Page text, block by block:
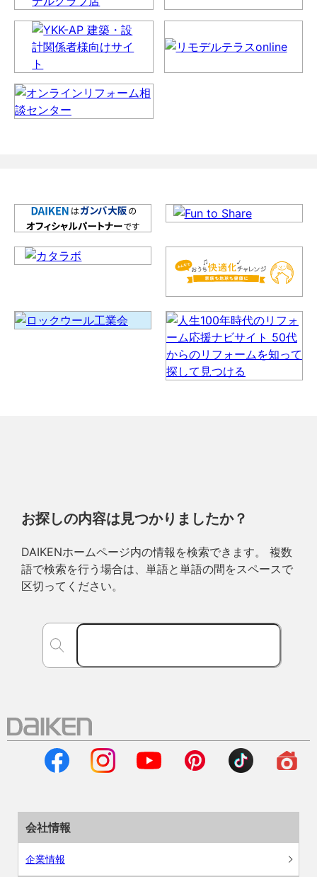
お探しの内容は見つかりましたか？
DAIKENホームページ内の情報を検索できます。 複数
語で検索を行う場合は、単語と単語の間をスペースで
区切ってください。
会社情報
企業情報